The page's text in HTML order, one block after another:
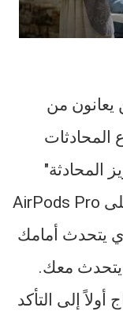
من
يتحدث أمامك
معك.
إلى التأكد